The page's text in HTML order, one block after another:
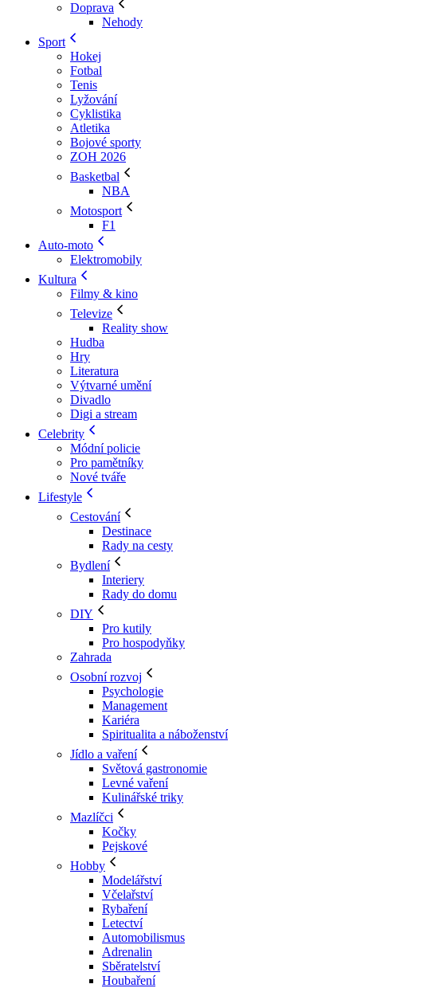
Doprava
Nehody
Sport
Hokej
Fotbal
Tenis
Lyžování
Cyklistika
Atletika
Bojové sporty
ZOH 2026
Basketbal
NBA
Motosport
F1
Auto-moto
Elektromobily
Kultura
Filmy & kino
Televize
Reality show
Hudba
Hry
Literatura
Výtvarné umění
Divadlo
Digi a stream
Celebrity
Módní policie
Pro pamětníky
Nové tváře
Lifestyle
Cestování
Destinace
Rady na cesty
Bydlení
Interiery
Rady do domu
DIY
Pro kutily
Pro hospodyňky
Zahrada
Osobní rozvoj
Psychologie
Management
Kariéra
Spiritualita a náboženství
Jídlo a vaření
Světová gastronomie
Levné vaření
Kulinářské triky
Mazlíčci
Kočky
Pejskové
Hobby
Modelářství
Včelařství
Rybaření
Letectví
Automobilismus
Adrenalin
Sběratelství
Houbaření